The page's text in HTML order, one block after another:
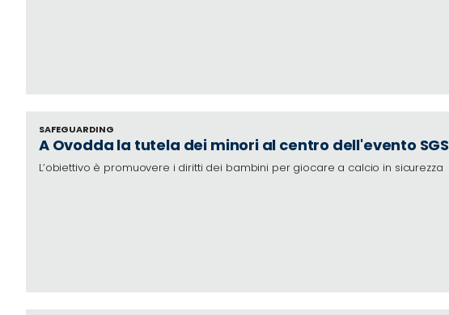
SAFEGUARDING
A Ovodda la tutela dei minori al centro dell'evento SGS
L’obiettivo è promuovere i diritti dei bambini per giocare a calcio in sicurezza